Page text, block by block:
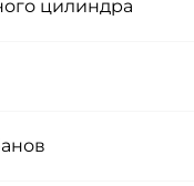
цилиндра